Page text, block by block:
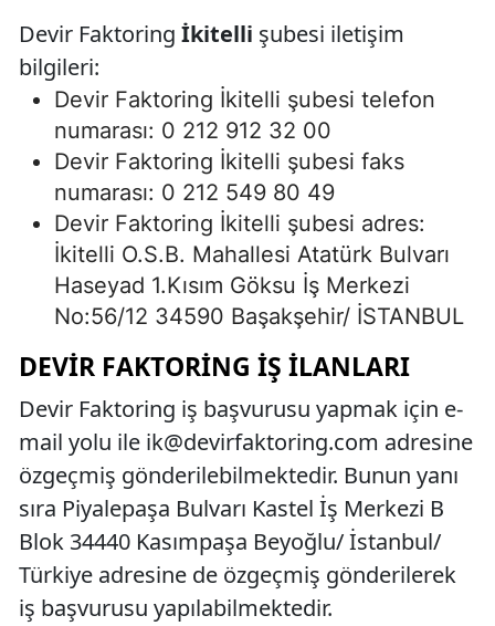
Devir Faktoring İkitelli şubesi iletişim
bilgileri:
Devir Faktoring İkitelli şubesi telefon
numarası: 0 212 912 32 00
Devir Faktoring İkitelli şubesi faks
numarası: 0 212 549 80 49
Devir Faktoring İkitelli şubesi adres:
İkitelli O.S.B. Mahallesi Atatürk Bulvarı
Haseyad 1.Kısım Göksu İş Merkezi
No:56/12 34590 Başakşehir/ İSTANBUL
DEVIR FAKTORING İŞ İLANLARI
Devir Faktoring iş başvurusu yapmak için e-
mail yolu ile ik@devirfaktoring.com adresine
özgeçmiş gönderilebilmektedir. Bunun yanı
sıra Piyalepaşa Bulvarı Kastel İş Merkezi B
Blok 34440 Kasımpaşa Beyoğlu/ İstanbul/
Türkiye adresine de özgeçmiş gönderilerek
iş başvurusu yapılabilmektedir.